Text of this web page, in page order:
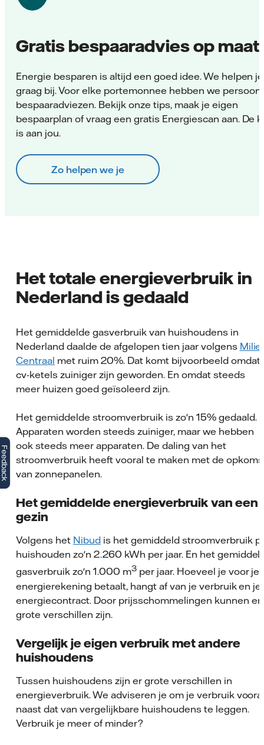
Gratis bespaaradvies op maat
Energie besparen is altijd een goed idee. We helpen
graag bij. Voor elke portemonnee hebben we
bespaaradviezen. Bekijk onze tips, maak je eigen
bespaarplan of vraag een gratis Energiescan aan. De
is aan jou.
Zo helpen we je
Het totale energieverbruik in
Nederland is gedaald
Het gemiddelde gasverbruik van huishoudens in
Nederland daalde de afgelopen tien jaar volgens
Centraal met ruim 20%. Dat komt bijvoorbeeld omdat
cv-ketels zuiniger zijn geworden. En omdat steeds
meer huizen goed geïsoleerd zijn.
Het gemiddelde stroomverbruik is zo'n 15% gedaald.
Apparaten worden steeds zuiniger, maar we hebben
ook steeds meer apparaten. De daling van het
stroomverbruik heeft vooral te maken met de
van zonnepanelen.
Het gemiddelde energieverbruik van een
gezin
Volgens het Nibudis het gemiddeld stroomverbruik
huishouden zo'n 2.260 kWh per jaar. En het
gasverbruik zo'n 1.000 m3per jaar. Hoeveel je voor je
energierekening betaalt, hangt af van je verbruik en je
energiecontract. Door prijsschommelingen kunnen er
grote verschillen zijn.
Vergelijk je eigen verbruik met andere
huishoudens
Tussen huishoudens zijn er grote verschillen in
energieverbruik. We adviseren je om je verbruik
naast dat van vergelijkbare huishoudens te leggen.
Verbruik je meer of minder?
Feedback